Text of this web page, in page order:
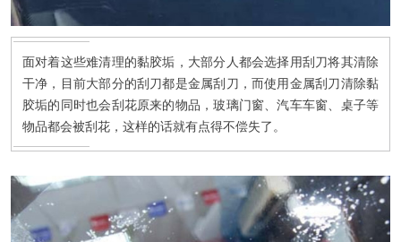
面对着这些难清理的黏胶垢，大部分人都会选择用刮刀将其清除
干净，目前大部分的刮刀都是金属刮刀，而使用金属刮刀清除黏
胶垢的同时也会刮花原来的物品，玻璃门窗、汽车车窗、桌子等
物品都会被刮花，这样的话就有点得不偿失了。